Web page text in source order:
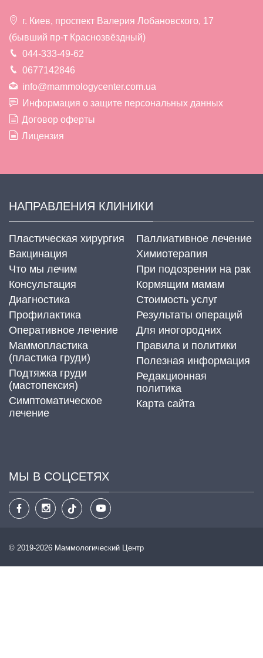
г. Киев, проспект Валерия Лобановского, 17
(бывший пр-т Краснозвёздный)
044-333-49-62
0677142846
info@mammologycenter.com.ua
Информация о защите персональных данных
Договор оферты
Лицензия
НАПРАВЛЕНИЯ КЛИНИКИ
Пластическая хирургия
Вакцинация
Что мы лечим
Консультация
Диагностика
Профилактика
Оперативное лечение
Маммопластика
(пластика груди)
Подтяжка груди
(мастопексия)
Cимптоматическое
лечение
Паллиативное лечение
Химиотерапия
При подозрении на рак
Кормящим мамам
Стоимость услуг
Результаты операций
Для иногородних
Правила и политики
Полезная информация
Редакционная
политика
Карта сайта
МЫ В СОЦСЕТЯХ
© 2019-2026 Маммологический Центр